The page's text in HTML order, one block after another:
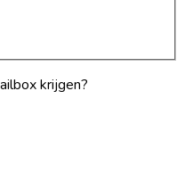
krijgen?